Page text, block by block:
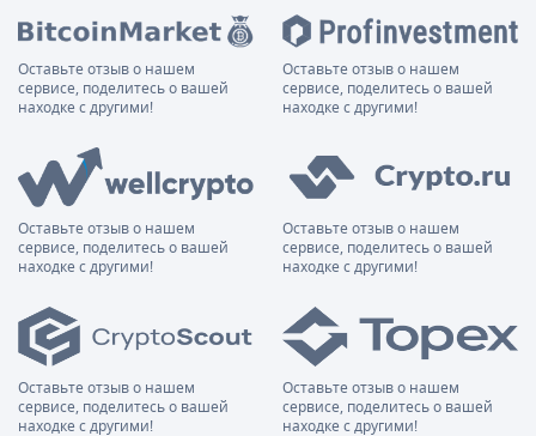
Оставьте отзыв о нашем
сервисе, поделитесь о вашей
находке с другими!
Оставьте отзыв о нашем
сервисе, поделитесь о вашей
находке с другими!
Оставьте отзыв о нашем
сервисе, поделитесь о вашей
находке с другими!
Оставьте отзыв о нашем
сервисе, поделитесь о вашей
находке с другими!
Оставьте отзыв о нашем
сервисе, поделитесь о вашей
находке с другими!
Оставьте отзыв о нашем
сервисе, поделитесь о вашей
находке с другими!